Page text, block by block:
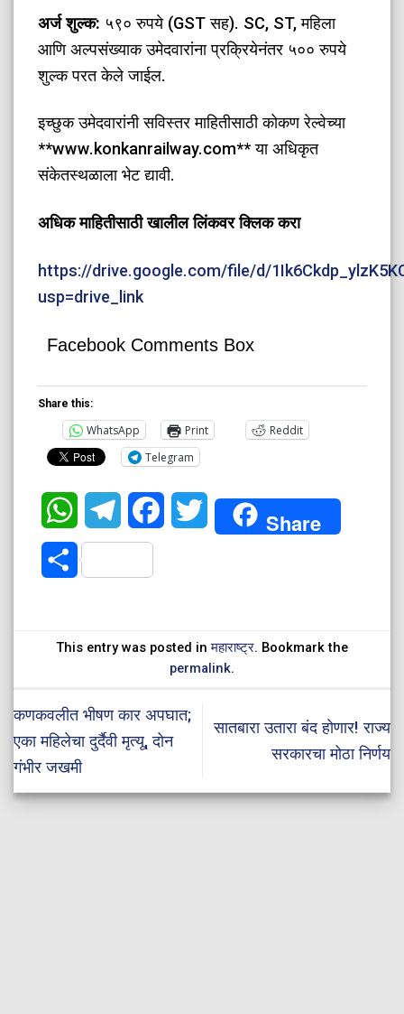
अर्ज शुल्क: ५९० रुपये (GST सह). SC, ST, महिला
आणि अल्पसंख्याक उमेदवारांना प्रक्रियेनंतर ५०० रुपये
शुल्क परत केले जाईल.
इच्छुक उमेदवारांनी सविस्तर माहितीसाठी कोकण रेल्वेच्या
**www.konkanrailway.com** या अधिकृत
संकेतस्थळाला भेट द्यावी.
अधिक माहितीसाठी खालील लिंकवर क्लिक करा
https://drive.google.com/file/d/
usp=drive_link
Facebook Comments Box
Share this:
WhatsApp Print
Reddit
Telegram
WhatsAppTelegramFacebookTwitter Share
Share
This entry was posted inमहाराष्ट्र. Bookmark the
permalink.
कणकवलीत भीषण कार अपघात;
एका महिलेचा दुर्दैवी मृत्यू, दोन
गंभीर जखमी
सातबारा उतारा बंद होणार! राज्य
सरकारचा मोठा निर्णय